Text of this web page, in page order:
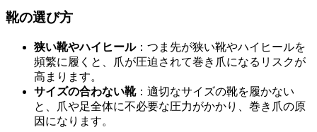
靴の選び方
狭い靴やハイヒール：つま先が狭い靴やハイヒールを
頻繁に履くと、爪が圧迫されて巻き爪になるリスクが
高まります。
サイズの合わない靴：適切なサイズの靴を履かない
と、爪や足全体に不必要な圧力がかかり、巻き爪の原
因になります。